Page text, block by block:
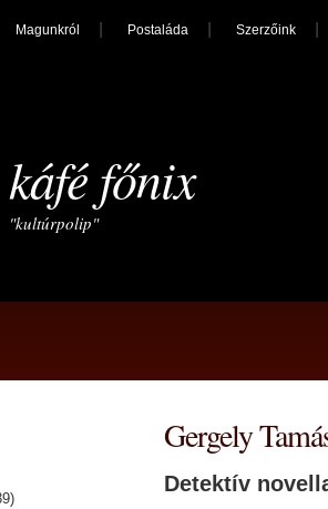
Magunkról Postaláda Szerzőink
káfé főnix
"kultúrpolip"
Gergely
Detektív